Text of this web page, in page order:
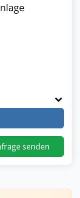
senden